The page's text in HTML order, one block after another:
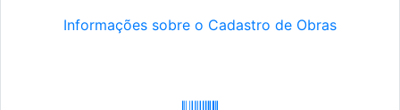
Informações sobre o Cadastro de Obras